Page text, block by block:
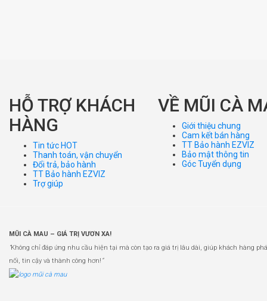
HỖ TRỢ KHÁCH
HÀNG
Tin tức HOT
Thanh toán, vận chuyển
Đổi trả, bảo hành
TT Bảo hành EZVIZ
Trợ giúp
VỀ MŨI CÀ
Giới thiệu chung
Cam kết bán hàng
TT Bảo hành EZVIZ
Bảo mật thông tin
Góc Tuyển dụng
MŨI CÀ MAU – GIÁ TRỊ VƯƠN XA!
“Không chỉ đáp ứng nhu cầu hiện tại mà còn tạo ra giá trị lâu dài, giúp khách hàng
nối, tin cậy và thành công hơn! ”